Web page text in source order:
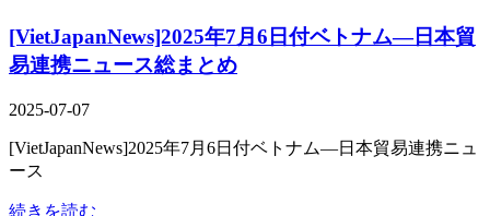
[VietJapanNews]2025年7月6日付ベトナム―日本貿
易連携ニュース総まとめ
2025-07-07
[VietJapanNews]2025年7月6日付ベトナム―日本貿易連携ニュ
ース
続きを読む